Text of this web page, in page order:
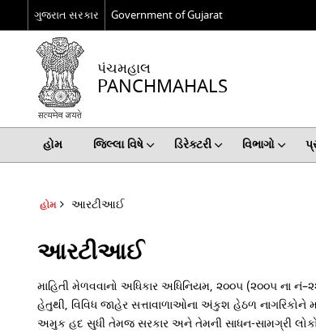
ગુજરાત સરકાર Government of Gujarat
પંચમહાલ
PANCHMAHALS
હોમ જિલ્લા વિષે ડિરેક્ટરી વિભાગો
હોમ આરટીઆઈ
આરટીઆઈ
માહિતી મેળવવાનો અધિકાર અધિનિયમ, ૨૦૦૫ (૨૦૦૫ ના
હેતુથી, વિવિધ જાહેર સત્તાવાળાઓના અંકુશ હેઠળ નાગરિકોને
અમુક હદ સુધી તેમજ સરકાર અને તેમની સાધન-સામગ્રી